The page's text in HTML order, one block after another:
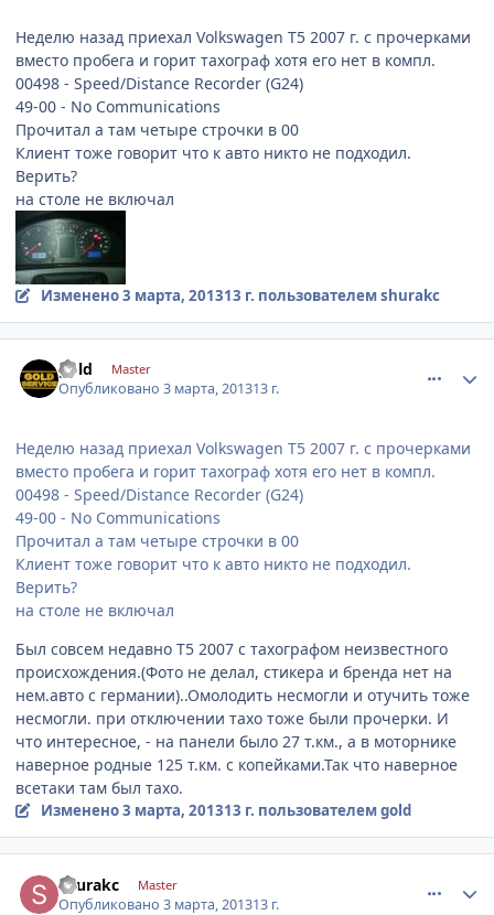
Неделю назад приехал Volkswagen T5 2007 г. с прочерками
вместо пробега и горит тахограф хотя его нет в компл.
00498 - Speed/Distance Recorder (G24)
49-00 - No Communications
Прочитал а там четыре строчки в 00
Клиент тоже говорит что к авто никто не подходил.
Верить?
на столе не включал
Изменено3 марта, 201313 г. пользователем shurakc
gold Master
Опубликовано3 марта, 201313 г.
Неделю назад приехал Volkswagen T5 2007 г. с прочерками
вместо пробега и горит тахограф хотя его нет в компл.
00498 - Speed/Distance Recorder (G24)
49-00 - No Communications
Прочитал а там четыре строчки в 00
Клиент тоже говорит что к авто никто не подходил.
Верить?
на столе не включал
Был совсем недавно T5 2007 с тахографом неизвестного
происхождения.(Фото не делал, стикера и бренда нет на
нем.авто с германии)..Омолодить несмогли и отучить тоже
несмогли. при отключении тахо тоже были прочерки. И
что интересное, - на панели было 27 т.км., а в моторнике
наверное родные 125 т.км. с копейками.Так что наверное
всетаки там был тахо.
Изменено3 марта, 201313 г. пользователем gold
shurakc Master
Опубликовано3 марта, 201313 г.